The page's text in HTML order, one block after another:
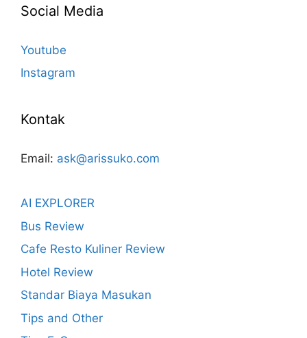
Social Media
Youtube
Instagram
Kontak
Email: ask@arissuko.com
AI EXPLORER
Bus Review
Cafe Resto Kuliner Review
Hotel Review
Standar Biaya Masukan
Tips and Other